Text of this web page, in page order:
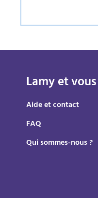
Lamy et vous
Aide et contact
FAQ
Qui sommes-nous ?